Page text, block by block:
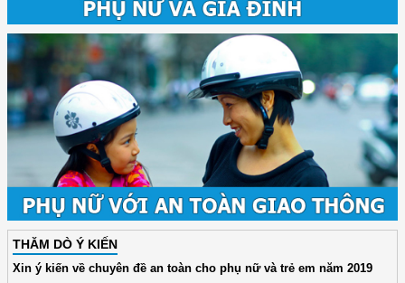
THĂM DÒ Ý KIẾN
Xin ý kiến về chuyên đề an toàn cho phụ nữ và trẻ em năm 2019